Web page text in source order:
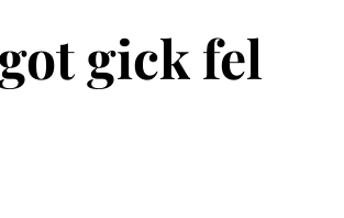
gick fel